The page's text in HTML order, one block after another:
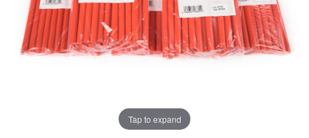
Tap to expand